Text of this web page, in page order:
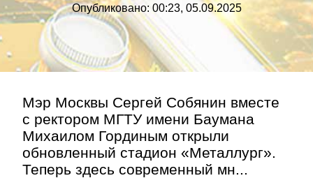
Опубликовано: 00:23, 05.09.2025
Мэр Москвы Сергей Собянин вместе
с ректором МГТУ имени Баумана
Михаилом Гординым открыли
обновленный стадион «Металлург».
Теперь здесь современный мн...
Правила
Контакт»